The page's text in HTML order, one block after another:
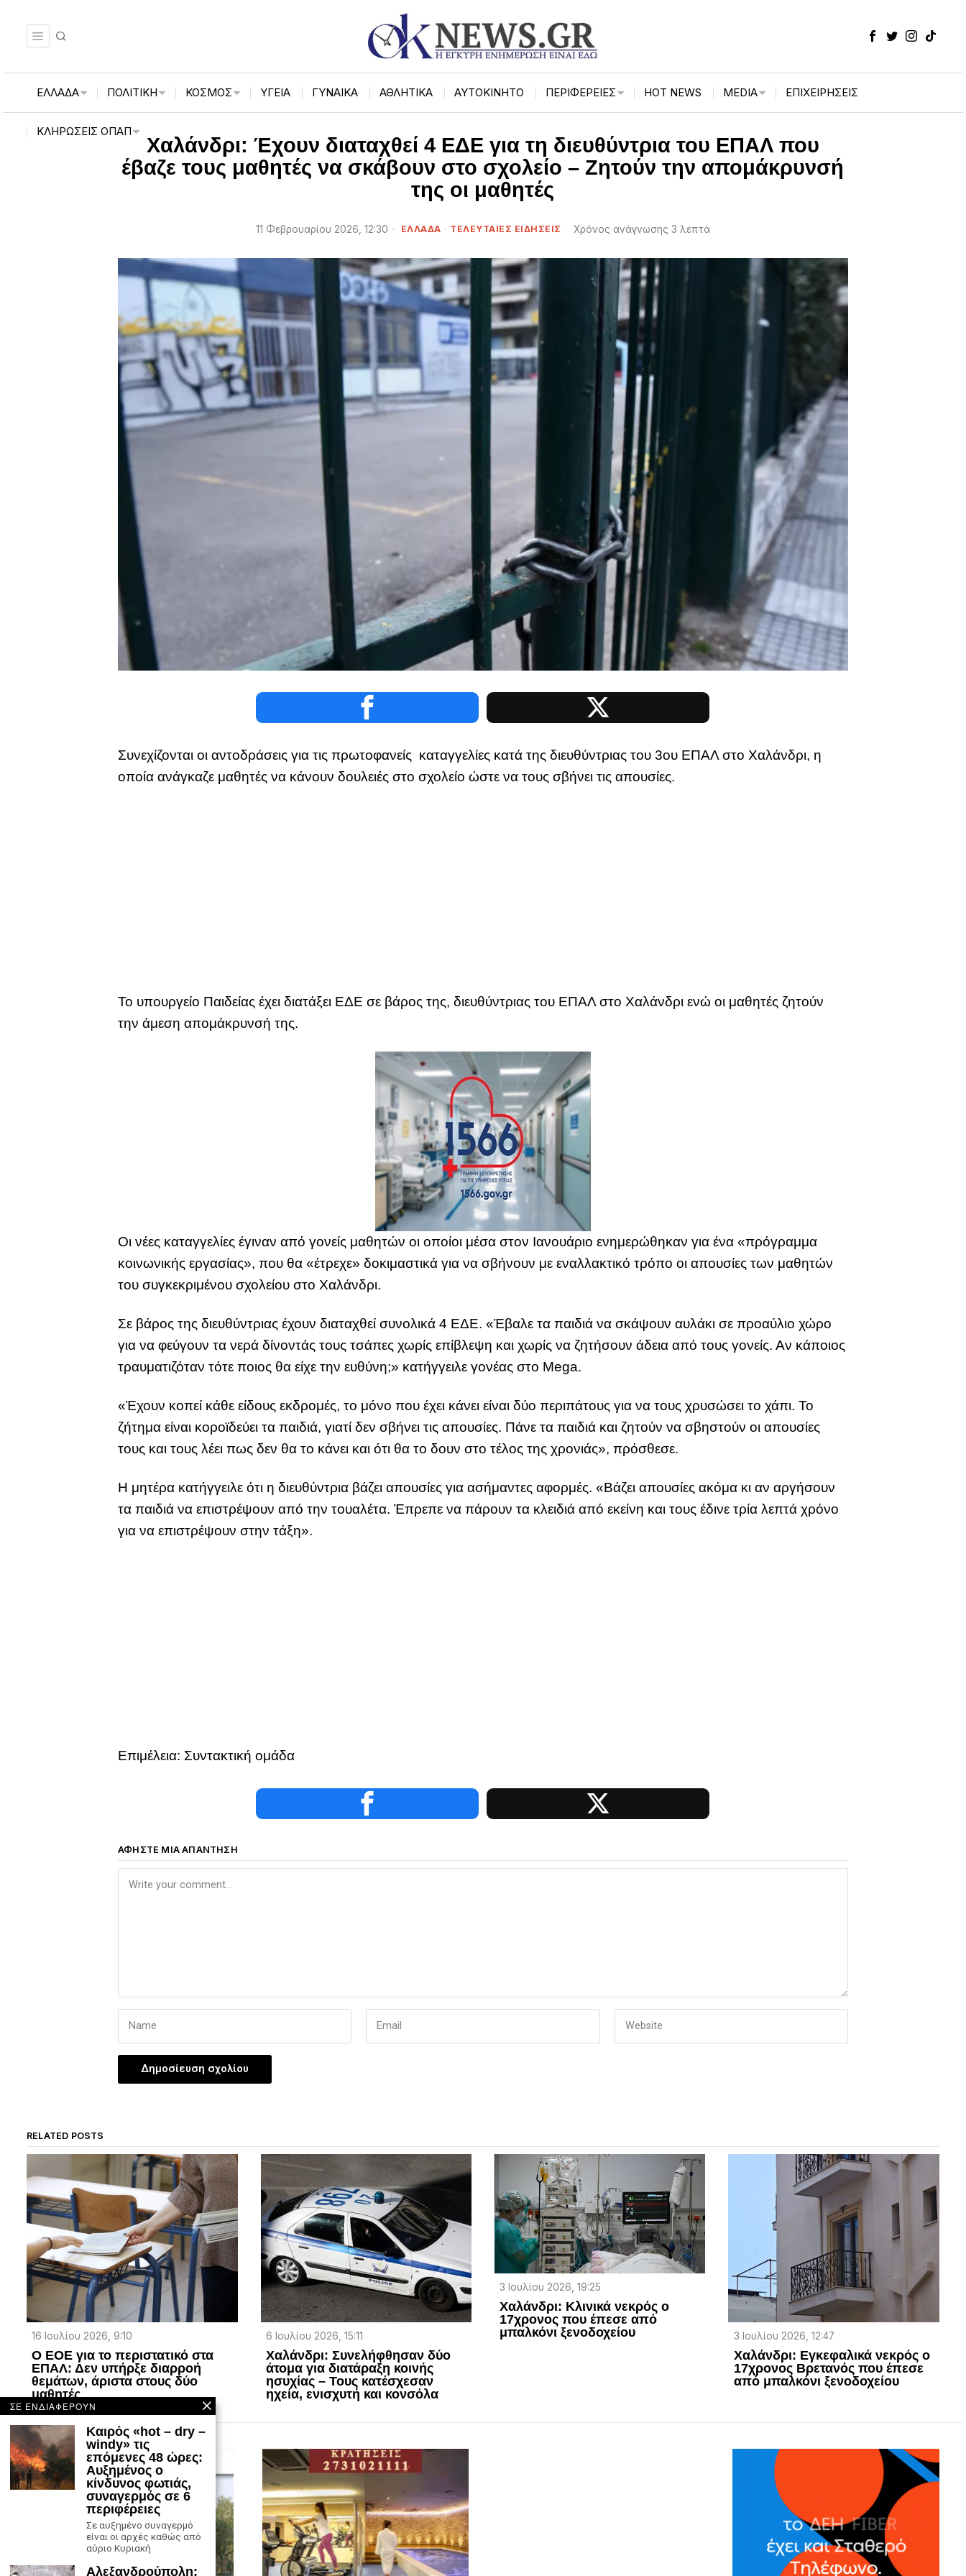
ΕΛΛΑΔΑ ΠΟΛΙΤΙΚΗ ΚΟΣΜΟΣ ΥΓΕΙΑ ΓΥΝΑΙΚΑ ΑΘΛΗΤΙΚΑ ΑΥΤΟΚΙΝΗΤΟ ΠΕΡΙΦΈΡΕΙΕΣ HOT NEWS MEDIA ΕΠΙΧΕΙΡΉΣΕΙΣ
ΚΛΗΡΏΣΕΙΣ ΟΠΑΠ
Χαλάνδρι: Έχουν διαταχθεί 4 ΕΔΕ για τη διευθύντρια του ΕΠΑΛ που
έβαζε τους μαθητές να σκάβουν στο σχολείο – Ζητούν την απομάκρυνσή
της οι μαθητές
11 Φεβρουαρίου 2026, 12:30 ΕΛΛΑΔΑ · ΤΕΛΕΥΤΑΙΕΣ ΕΙΔΗΣΕΙΣ Χρόνος ανάγνωσης 3 λεπτά
Συνεχίζονται οι αντοδράσεις για τις πρωτοφανείς καταγγελίες κατά της διευθύντριας του 3ου ΕΠΑΛ στο Χαλάνδρι, η
οποία ανάγκαζε μαθητές να κάνουν δουλειές στο σχολείο ώστε να τους σβήνει τις απουσίες.
Το υπουργείο Παιδείας έχει διατάξει ΕΔΕ σε βάρος της, διευθύντριας του ΕΠΑΛ στο Χαλάνδρι ενώ οι μαθητές ζητούν
την άμεση απομάκρυνσή της.
Οι νέες καταγγελίες έγιναν από γονείς μαθητών οι οποίοι μέσα στον Ιανουάριο ενημερώθηκαν για ένα «πρόγραμμα
κοινωνικής εργασίας», που θα «έτρεχε» δοκιμαστικά για να σβήνουν με εναλλακτικό τρόπο οι απουσίες των μαθητών
του συγκεκριμένου σχολείου στο Χαλάνδρι.
Σε βάρος της διευθύντριας έχουν διαταχθεί συνολικά 4 ΕΔΕ. «Έβαλε τα παιδιά να σκάψουν αυλάκι σε προαύλιο χώρο
για να φεύγουν τα νερά δίνοντάς τους τσάπες χωρίς επίβλεψη και χωρίς να ζητήσουν άδεια από τους γονείς. Αν κάποιος
τραυματιζόταν τότε ποιος θα είχε την ευθύνη;» κατήγγειλε γονέας στο Mega.
«Έχουν κοπεί κάθε είδους εκδρομές, το μόνο που έχει κάνει είναι δύο περιπάτους για να τους χρυσώσει το χάπι. Το
ζήτημα είναι κοροϊδεύει τα παιδιά, γιατί δεν σβήνει τις απουσίες. Πάνε τα παιδιά και ζητούν να σβηστούν οι απουσίες
τους και τους λέει πως δεν θα το κάνει και ότι θα το δουν στο τέλος της χρονιάς», πρόσθεσε.
Η μητέρα κατήγγειλε ότι η διευθύντρια βάζει απουσίες για ασήμαντες αφορμές. «Βάζει απουσίες ακόμα κι αν αργήσουν
τα παιδιά να επιστρέψουν από την τουαλέτα. Έπρεπε να πάρουν τα κλειδιά από εκείνη και τους έδινε τρία λεπτά χρόνο
για να επιστρέψουν στην τάξη».
Επιμέλεια: Συντακτική ομάδα
ΑΦΉΣΤΕ ΜΙΑ ΑΠΆΝΤΗΣΗ
RELATED POSTS
16 Ιουλίου 2026, 9:10
Ο ΕΟΕ για το περιστατικό στα
ΕΠΑΛ: Δεν υπήρξε διαρροή
θεμάτων, άριστα στους δύο
μαθητές
6 Ιουλίου 2026, 15:11
Χαλάνδρι: Συνελήφθησαν δύο
άτομα για διατάραξη κοινής
ησυχίας – Τους κατέσχεσαν
ηχεία, ενισχυτή και κονσόλα
3 Ιουλίου 2026, 19:25
Χαλάνδρι: Κλινικά νεκρός ο
17χρονος που έπεσε από
μπαλκόνι ξενοδοχείου
3 Ιουλίου 2026, 12:47
Χαλάνδρι: Εγκεφαλικά νεκρός ο
17χρονος Βρετανός που έπεσε
από μπαλκόνι ξενοδοχείου
ΣΕ ΕΝΔΙΑΦΕΡΟΥΝ
Καιρός «hot – dry –
windy» τις
επόμενες 48 ώρες:
Αυξημένος ο
κίνδυνος φωτιάς,
συναγερμός σε 6
περιφέρειες
Σε αυξημένο συναγερμό
είναι οι αρχές καθώς από
αύριο Κυριακή
Αλεξανδρούπολη: